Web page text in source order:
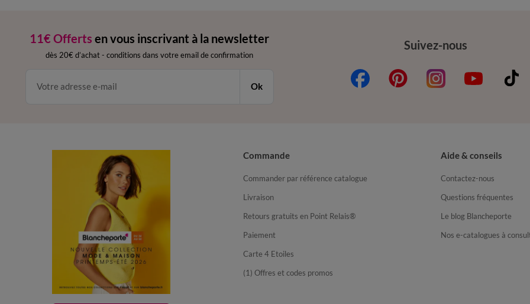
11€ Offerts en vous inscrivant à la newsletter
dès 20€ d’achat - conditions dans votre email de confirmation
Ok
Suivez-nous
Commande
Commander par référence catalogue
Livraison
Retours gratuits en Point Relais®
Paiement
Carte 4 Etoiles
(1) Offres et codes promos
Aide & conseils
Contactez-nous
Questions fréquentes
Le blog Blancheporte
Nos e-catalogues à